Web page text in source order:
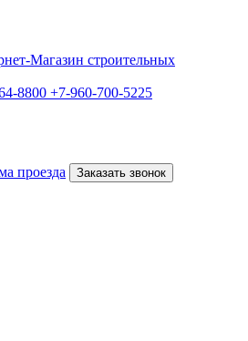
Магазин строительных
8800 +7-960-700-5225
проезда Заказать звонок